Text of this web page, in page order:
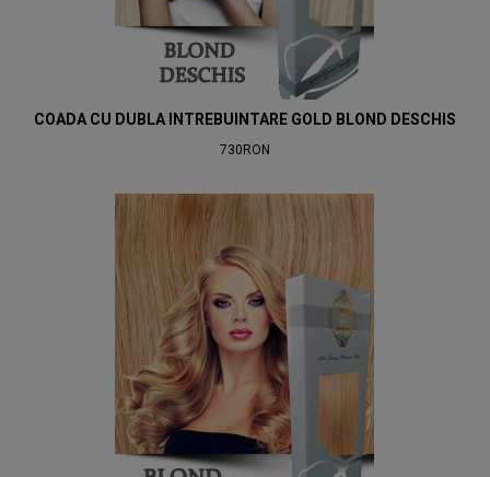
COADA CU DUBLA INTREBUINTARE GOLD BLOND DESCHIS
730RON